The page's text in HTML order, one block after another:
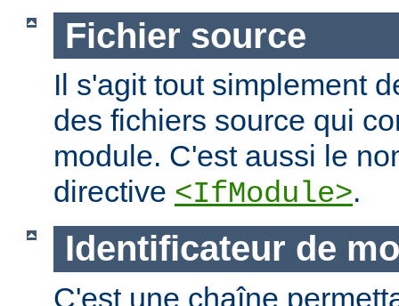
Fichier source
Il s'agit tout simplement
des fichiers source qui
module. C'est aussi le
directive <IfModule>.
Identificateur de
C'est une chaîne